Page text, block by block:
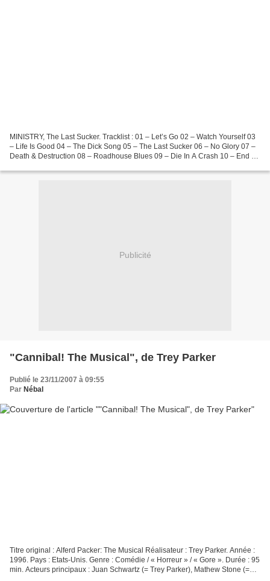
MINISTRY, The Last Sucker. Tracklist : 01 – Let’s Go 02 – Watch Yourself 03
– Life Is Good 04 – The Dick Song 05 – The Last Sucker 06 – No Glory 07 –
Death & Destruction 08 – Roadhouse Blues 09 – Die In A Crash 10 – End Of
Publicité
"Cannibal! The Musical", de Trey Parker
Publié le 23/11/2007 à 09:55
Par Nébal
Titre original : Alferd Packer: The Musical Réalisateur : Trey Parker. Année :
1996. Pays : Etats-Unis. Genre : Comédie / « Horreur » / « Gore ». Durée : 95
min. Acteurs principaux : Juan Schwartz (= Trey Parker), Mathew Stone (=